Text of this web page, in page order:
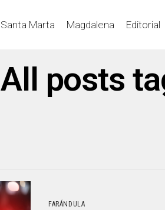
Santa Marta Magdalena Editorial
All posts
FARÁNDULA